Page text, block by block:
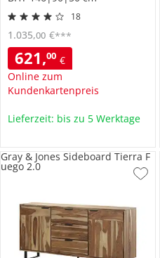
18
621,00 €
Online zum
Kundenkartenpreis
1.035,00 €***
Lieferzeit: bis zu 5 Werktage
Gray & Jones Sideboard Tierra F
uego 2.0